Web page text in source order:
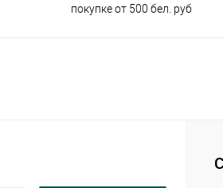
покупке от 500 бел. руб